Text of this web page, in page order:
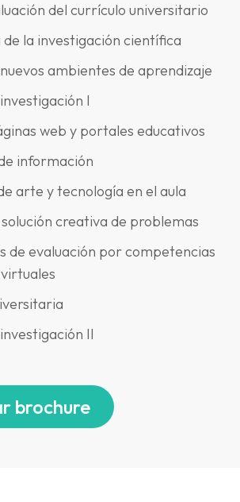
del currículo universitario
la investigación científica
ambientes de aprendizaje
I
web y portales educativos
información
arte y tecnología en el aula
creativa de problemas
de evaluación por competencias
II
brochure